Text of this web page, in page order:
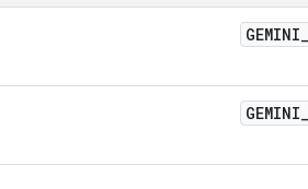
GEMINI_
GEMINI_